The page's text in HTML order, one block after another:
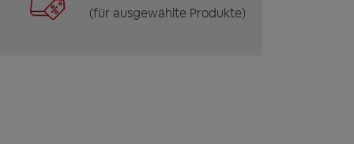
(für ausgewählte Produkte)